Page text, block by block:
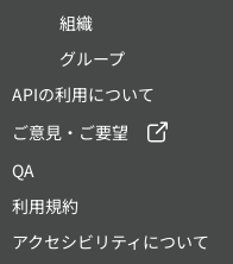
組織
グループ
APIの利用について
ご意見・ご要望
QA
利用規約
アクセシビリティについて